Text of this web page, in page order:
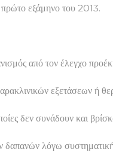
εξάμηνο του 2013.
από τον έλεγχο
εξετάσεων ή
δεν συνάδουν και
λόγω